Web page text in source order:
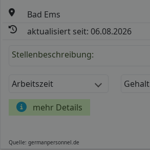
Bad Ems
aktualisiert seit: 06.08.2026
Stellenbeschreibung:
Arbeitszeit Gehalt
mehr Details
Quelle: germanpersonnel.de